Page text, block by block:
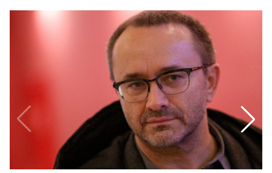
релизы
Спецпроекты
Скачай
Metro